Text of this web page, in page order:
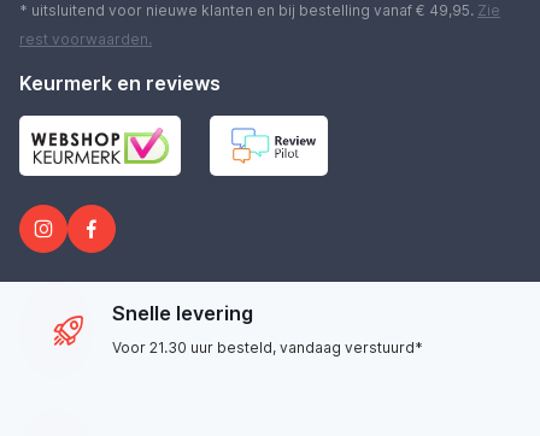
* uitsluitend voor nieuwe klanten en bij bestelling vanaf € 49,95. Zie
rest voorwaarden.
Keurmerk en reviews
Snelle levering
Voor 21.30 uur besteld, vandaag verstuurd*